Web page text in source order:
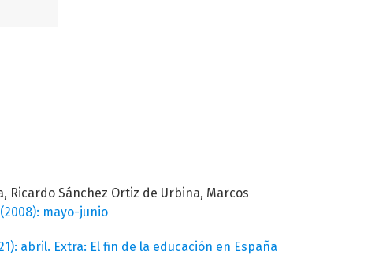
Ricardo Sánchez Ortiz de Urbina, Marcos
mayo-junio
abril. Extra: El fin de la educación en España